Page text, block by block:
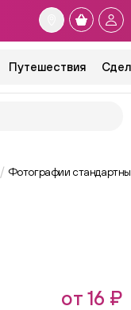
Путешествия
Фотографии
от 16 ₽